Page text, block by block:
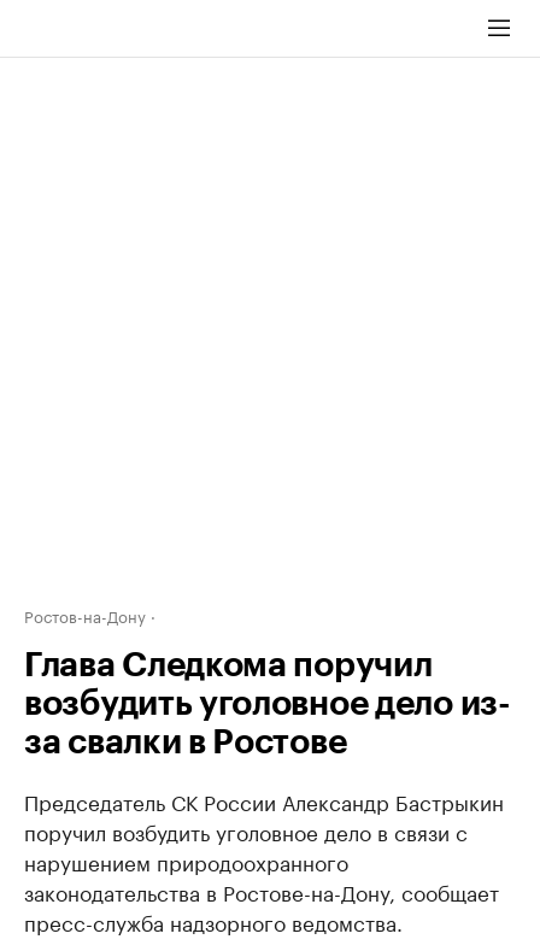
Ростов-на-Дону
Глава Следкома поручил
возбудить уголовное дело из-
за свалки в Ростове
Председатель СК России Александр Бастрыкин
поручил возбудить уголовное дело в связи с
нарушением природоохранного
законодательства в Ростове-на-Дону, сообщает
пресс-служба надзорного ведомства.